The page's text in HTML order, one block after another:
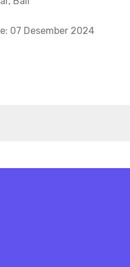
07 Desember 2024